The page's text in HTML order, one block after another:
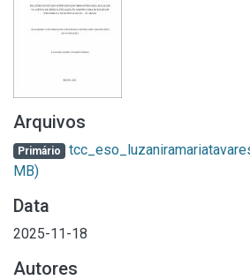
Arquivos
Primário
MB)
Data
2025-11-18
Autores